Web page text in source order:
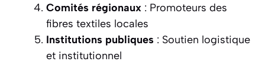
Comités régionaux : Promoteurs des
fibres textiles locales
Institutions publiques : Soutien logistique
et institutionnel